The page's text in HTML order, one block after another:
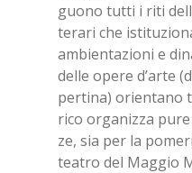
guo­no tut­ti i riti
te­ra­ri che
am­bien­ta­zio­ni e
del­le ope­re d’ar­te
per­ti­na) orien­ta­no
ri­co or­ga­niz­za
ze, sia per la
tea­tro del Mag­gio